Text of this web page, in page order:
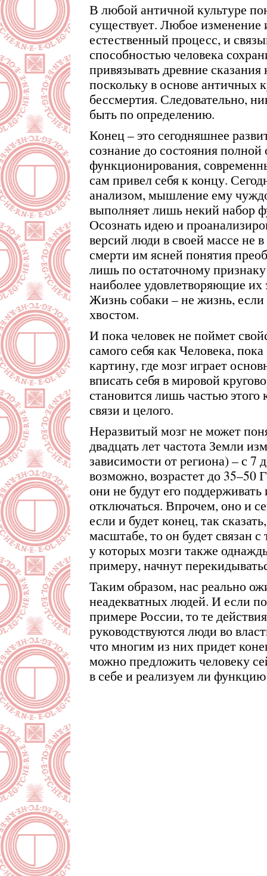
В любой античной культуре
существует. Любое изменение
естественный процесс, и
способностью человека
привязывать древние
поскольку в основе античных
бессмертия. Следовательно,
быть по определению.
Конец – это сегодняшнее
сознание до состояния полной
функционирования,
сам привел себя к концу.
анализом, мышление ему
выполняет лишь некий набор
Осознать идею и
версий люди в своей массе не
смерти им ясней понятия
лишь по остаточному
наиболее удовлетворяющие
Жизнь собаки – не жизнь, если
хвостом.
И пока человек не поймет
самого себя как Человека,
картину, где мозг играет
вписать себя в мировой
становится лишь частью этого
связи и целого.
Неразвитый мозг не может
двадцать лет частота Земли
зависимости от региона) – с 7
возможно, возрастет до 35–50
они не будут его поддерживать
отключаться. Впрочем, оно и
если и будет конец, так
масштабе, то он будет связан
у которых мозги также
примеру, начнут
Таким образом, нас реально
неадекватных людей. И если
примере России, то те
руководствуются люди во
что многим из них придет
можно предложить человеку
в себе и реализуем ли